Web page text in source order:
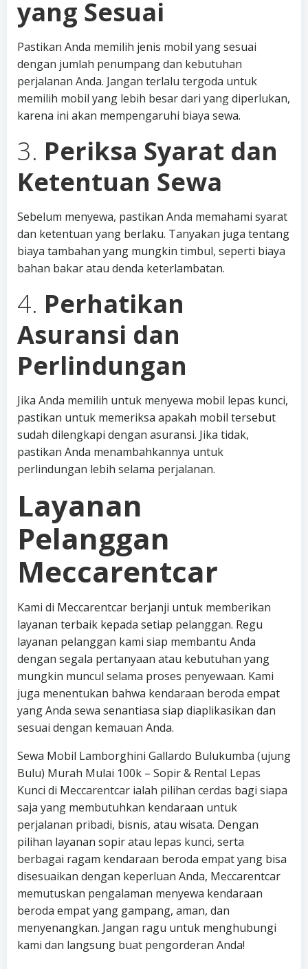
yang Sesuai
Pastikan Anda memilih jenis mobil yang sesuai
dengan jumlah penumpang dan kebutuhan
perjalanan Anda. Jangan terlalu tergoda untuk
memilih mobil yang lebih besar dari yang diperlukan,
karena ini akan mempengaruhi biaya sewa.
3. Periksa Syarat dan
Ketentuan Sewa
Sebelum menyewa, pastikan Anda memahami syarat
dan ketentuan yang berlaku. Tanyakan juga tentang
biaya tambahan yang mungkin timbul, seperti biaya
bahan bakar atau denda keterlambatan.
4. Perhatikan
Asuransi dan
Perlindungan
Jika Anda memilih untuk menyewa mobil lepas kunci,
pastikan untuk memeriksa apakah mobil tersebut
sudah dilengkapi dengan asuransi. Jika tidak,
pastikan Anda menambahkannya untuk
perlindungan lebih selama perjalanan.
Layanan
Pelanggan
Meccarentcar
Kami di Meccarentcar berjanji untuk memberikan
layanan terbaik kepada setiap pelanggan. Regu
layanan pelanggan kami siap membantu Anda
dengan segala pertanyaan atau kebutuhan yang
mungkin muncul selama proses penyewaan. Kami
juga menentukan bahwa kendaraan beroda empat
yang Anda sewa senantiasa siap diaplikasikan dan
sesuai dengan kemauan Anda.
Sewa Mobil Lamborghini Gallardo Bulukumba (ujung
Bulu) Murah Mulai 100k – Sopir & Rental Lepas
Kunci di Meccarentcar ialah pilihan cerdas bagi siapa
saja yang membutuhkan kendaraan untuk
perjalanan pribadi, bisnis, atau wisata. Dengan
pilihan layanan sopir atau lepas kunci, serta
berbagai ragam kendaraan beroda empat yang bisa
disesuaikan dengan keperluan Anda, Meccarentcar
memutuskan pengalaman menyewa kendaraan
beroda empat yang gampang, aman, dan
menyenangkan. Jangan ragu untuk menghubungi
kami dan langsung buat pengorderan Anda!